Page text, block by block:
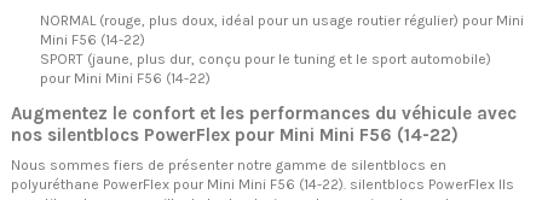
NORMAL (rouge, plus doux, idéal pour un usage routier régulier) pour Mini
Mini F56 (14-22)
SPORT (jaune, plus dur, conçu pour le tuning et le sport automobile)
pour Mini Mini F56 (14-22)
Augmentez le confort et les performances du véhicule avec
nos silentblocs PowerFlex pour Mini Mini F56 (14-22)
Nous sommes fiers de présenter notre gamme de silentblocs en
polyuréthane PowerFlex pour Mini Mini F56 (14-22). silentblocs PowerFlex Ils